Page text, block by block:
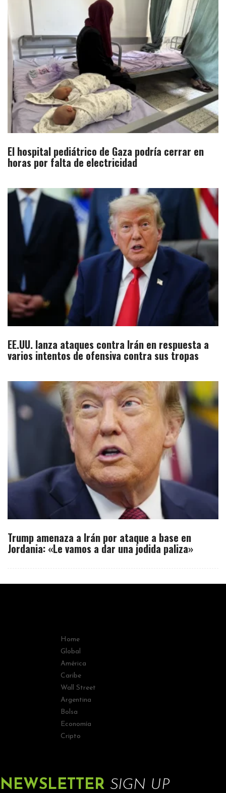
El hospital pediátrico de Gaza podría cerrar en
horas por falta de electricidad
EE.UU. lanza ataques contra Irán en respuesta a
varios intentos de ofensiva contra sus tropas
Trump amenaza a Irán por ataque a base en
Jordania: «Le vamos a dar una jodida paliza»
Home
Global
América
Caribe
Wall Street
Argentina
Bolsa
Economía
Cripto
NEWSLETTER SIGN UP